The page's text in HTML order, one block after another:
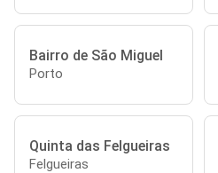
Bairro de São Miguel
Porto
Quinta das Felgueiras
Felgueiras